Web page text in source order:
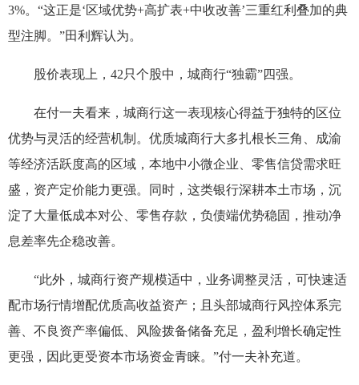
3%。“这正是‘区域优势+高扩表+中收改善’三重红利叠加的典
型注脚。”田利辉认为。
股价表现上，42只个股中，城商行“独霸”四强。
在付一夫看来，城商行这一表现核心得益于独特的区位
优势与灵活的经营机制。优质城商行大多扎根长三角、成渝
等经济活跃度高的区域，本地中小微企业、零售信贷需求旺
盛，资产定价能力更强。同时，这类银行深耕本土市场，沉
淀了大量低成本对公、零售存款，负债端优势稳固，推动净
息差率先企稳改善。
“此外，城商行资产规模适中，业务调整灵活，可快速适
配市场行情增配优质高收益资产；且头部城商行风控体系完
善、不良资产率偏低、风险拨备储备充足，盈利增长确定性
更强，因此更受资本市场资金青睐。”付一夫补充道。